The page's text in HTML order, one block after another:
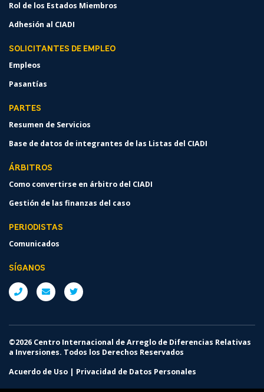
Rol de los Estados Miembros
Adhesión al CIADI
SOLICITANTES DE EMPLEO
Empleos
Pasantías
PARTES
Resumen de Servicios
Base de datos de integrantes de las Listas del CIADI
ÁRBITROS
Como convertirse en árbitro del CIADI
Gestión de las finanzas del caso
PERIODISTAS
Comunicados
SÍGANOS
©2026 Centro Internacional de Arreglo de Diferencias Relativas
a Inversiones. Todos los Derechos Reservados
Acuerdo de Uso | Privacidad de Datos Personales